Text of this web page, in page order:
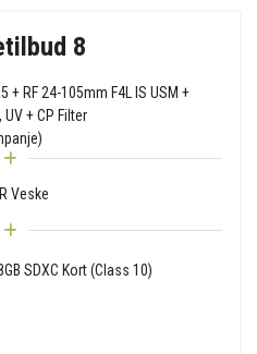
8
+ RF 24-105mm F4L IS USM +
+ CP Filter
Veske
SDXC Kort (Class 10)